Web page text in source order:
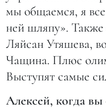
мы общаемся, я
ней шляпу».
Ляйсан Утяшева,
Чащина. Плюс
Выступят самые
Алексей, когда вы